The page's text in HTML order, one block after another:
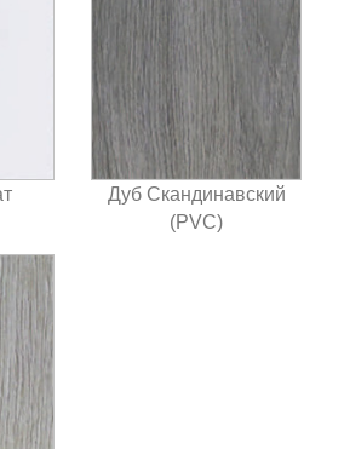
Дуб Скандинавский
(PVC)